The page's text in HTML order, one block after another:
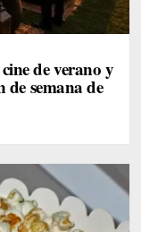
de verano y
semana de